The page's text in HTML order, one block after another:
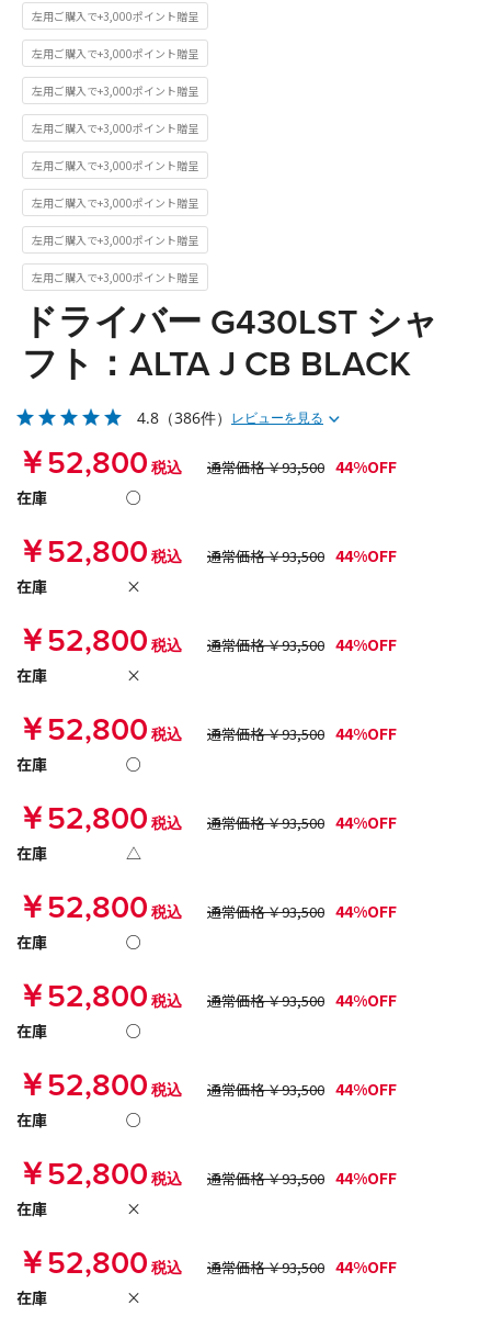
ドライバー G430LST シャ
フト：ALTA J CB BLACK
左用ご購入で+3,000ポイント贈呈
左用ご購入で+3,000ポイント贈呈
左用ご購入で+3,000ポイント贈呈
左用ご購入で+3,000ポイント贈呈
左用ご購入で+3,000ポイント贈呈
左用ご購入で+3,000ポイント贈呈
左用ご購入で+3,000ポイント贈呈
左用ご購入で+3,000ポイント贈呈
￥52,800税込 通常価格 ￥93,500 44%OFF
在庫
○
￥52,800税込 通常価格 ￥93,500 44%OFF
在庫
×
￥52,800税込 通常価格 ￥93,500 44%OFF
在庫
×
￥52,800税込 通常価格 ￥93,500 44%OFF
在庫
○
￥52,800税込 通常価格 ￥93,500 44%OFF
在庫
△
￥52,800税込 通常価格 ￥93,500 44%OFF
在庫
○
￥52,800税込 通常価格 ￥93,500 44%OFF
在庫
○
￥52,800税込 通常価格 ￥93,500 44%OFF
在庫
○
￥52,800税込 通常価格 ￥93,500 44%OFF
在庫
×
￥52,800税込 通常価格 ￥93,500 44%OFF
在庫
×
4.8 （386件） レビューを見る